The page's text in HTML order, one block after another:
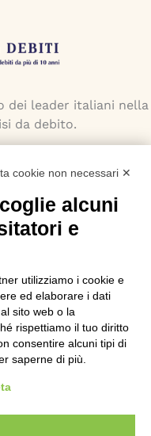
dei leader italiani nella
da debito.
Palermo
Milano
Debiti
cookie non necessari ✕
alcuni
e
utilizziamo i cookie e
ed elaborare i dati
sito web o la
rispettiamo il tuo diritto
consentire alcuni tipi di
saperne di più.